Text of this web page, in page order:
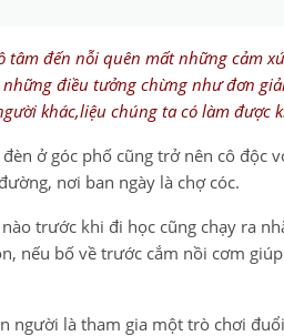
tâm đến nỗi quên mất những cảm
điều tưởng chừng như đơn
khác,liệu chúng ta có làm được
ở góc phố cũng trở nên cô độc
nơi ban ngày là chợ cóc.
nào trước khi đi học cũng chạy ra
nếu bố về trước cắm nồi cơm
người là tham gia một trò chơi